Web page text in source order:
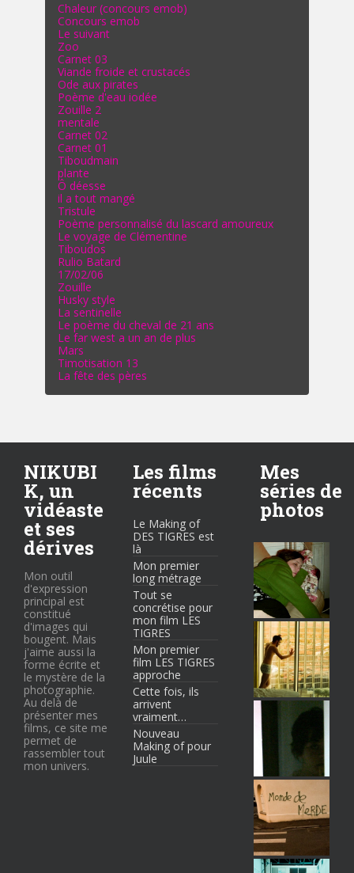
Chaleur (concours emob)
Concours emob
Le suivant
Zoo
Carnet 03
Viande froide et crustacés
Ode aux pirates
Poème d'eau iodée
Zouille 2
mentale
Carnet 02
Carnet 01
Tiboudmain
plante
Ô déesse
il a tout mangé
Tristule
Poème personnalisé du lascard amoureux
Le voyage de Clémentine
Tiboudos
Rulio Batard
17/02/06
Zouille
Husky style
La sentinelle
Le poème du cheval de 21 ans
Le far west a un an de plus
Mars
Timotisation 13
La fête des pères
NIKUBI
K, un
vidéaste
et ses
dérives
Mon outil
d'expression
principal est
constitué
d'images qui
bougent. Mais
j'aime aussi la
forme écrite et
le mystère de la
photographie.
Au delà de
présenter mes
films, ce site me
permet de
rassembler tout
mon univers.
Les films
récents
Le Making of
DES TIGRES est
là
Mon premier
long métrage
Tout se
concrétise pour
mon film LES
TIGRES
Mon premier
film LES TIGRES
approche
Cette fois, ils
arrivent
vraiment…
Nouveau
Making of pour
Juule
Mes
séries de
photos